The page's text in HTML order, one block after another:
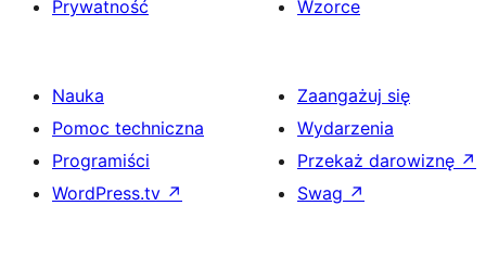
Prywatność
Wzorce
Nauka
Pomoc techniczna
Programiści
WordPress.tv ↗
Zaangażuj się
Wydarzenia
Przekaż darowiznę ↗
Swag ↗